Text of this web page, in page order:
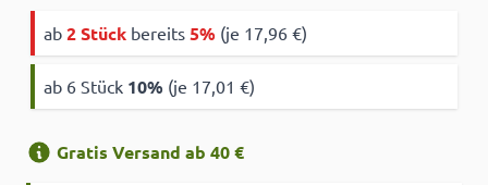
ab 2 Stück bereits 5% (je 17,96 €)
ab 6 Stück 10% (je 17,01 €)
Gratis Versand ab 40 €